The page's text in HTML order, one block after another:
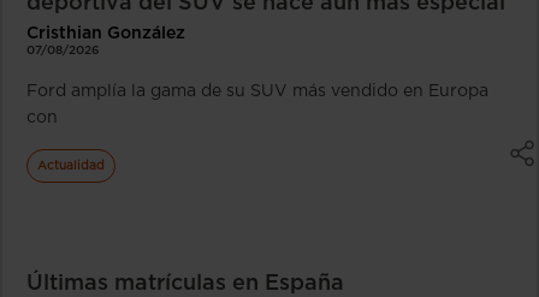
Cristhian González
07/08/2026
Ford amplía la gama de su SUV más vendido en Europa
con
Actualidad
Últimas matrículas en España